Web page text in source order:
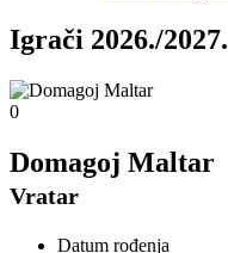
Igrači 2026./2027.
0
Domagoj Maltar
Vratar
Datum rođenja